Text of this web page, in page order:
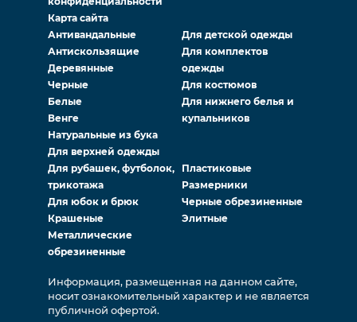
Карта сайта
Антивандальные
Антискользящие
Деревянные
Черные
Белые
Венге
Натуральные из бука
Для верхней одежды
Для детской одежды
Для комплектов
одежды
Для костюмов
Для нижнего белья и
купальников
Для рубашек, футболок,
трикотажа
Для юбок и брюк
Крашеные
Металлические
обрезиненные
Пластиковые
Размерники
Черные обрезиненные
Элитные
Информация, размещенная на данном сайте,
носит ознакомительный характер и не является
публичной офертой.